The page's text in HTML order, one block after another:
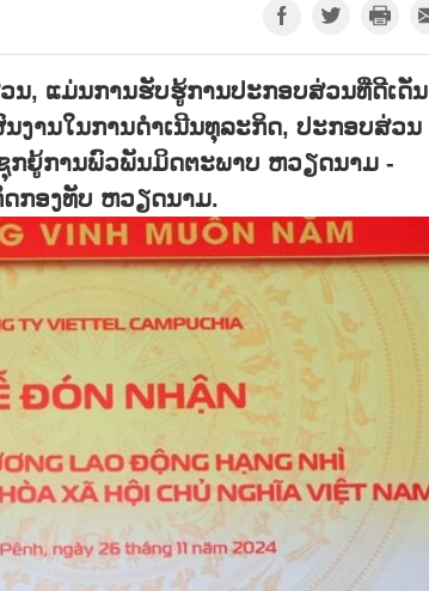
ນ, ແມ່ນການຮັບຮູ້ການປະກອບສ່ວນທີ່ດີເດັ່ນ
ງານໃນການດຳເນີນທຸລະກິດ, ປະກອບສ່ວນ
ກຍູ້ການພົວພັນມິດຕະພາບ ຫວຽດນາມ -
ກອງທັບ ຫວຽດນາມ.